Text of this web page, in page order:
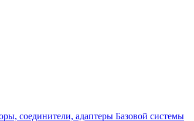
соединители, адаптеры Базовой системы